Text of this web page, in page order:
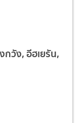
วัง, อีฮเยรัน,